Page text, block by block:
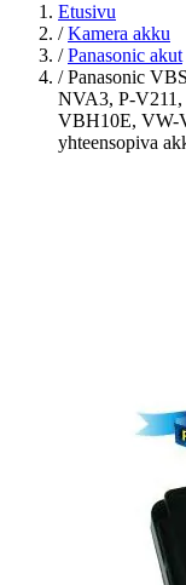
Etusivu
/ Kamera akku
/ Panasonic akut
/ Panasonic
NVA3, P-
VBH10E, VW-
yhteensopiva